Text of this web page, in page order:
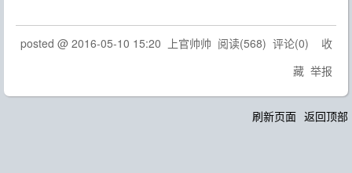
posted @ 2016-05-10 15:20 上官帅帅 阅读(568) 评论(0) 收
藏 举报
刷新页面 返回顶部